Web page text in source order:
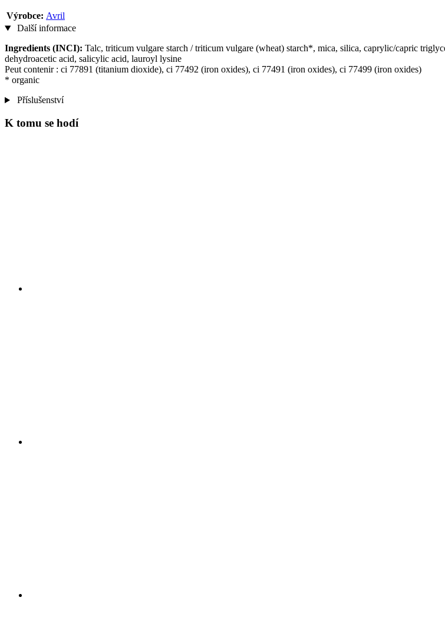
Výrobce: Avril
Další informace
Ingredients (INCI): Talc, triticum vulgare starch / triticum vulgare (wheat) starch*, mica, silica, caprylic/capric
dehydroacetic acid, salicylic acid, lauroyl lysine
Peut contenir : ci 77891 (titanium dioxide), ci 77492 (iron oxides), ci 77491 (iron oxides), ci 77499 (iron oxides)
* organic
Příslušenství
K tomu se hodí